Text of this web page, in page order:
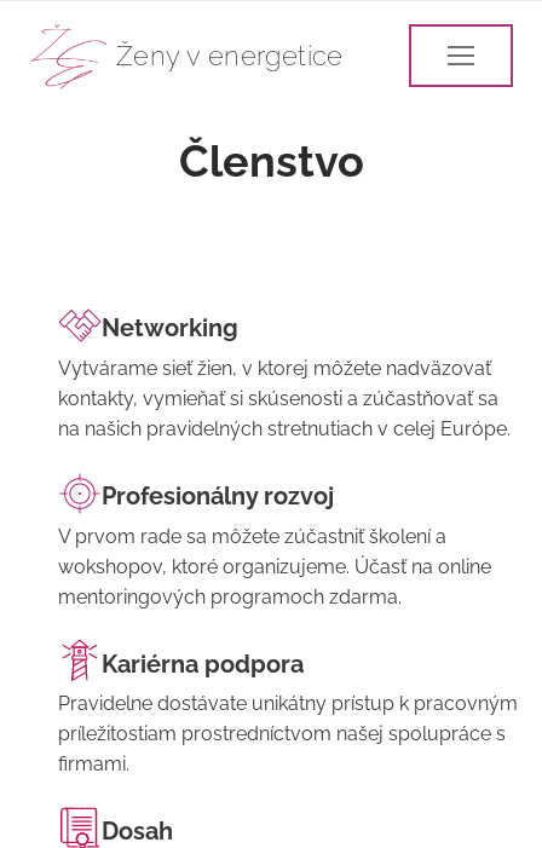
Ženy v energetice
Členstvo
Networking
Vytvárame sieť žien, v ktorej môžete nadväzovať
kontakty, vymieňať si skúsenosti a zúčastňovať sa
na našich pravidelných stretnutiach v celej Európe.
Profesionálny rozvoj
V prvom rade sa môžete zúčastniť školení a
wokshopov, ktoré organizujeme. Účasť na online
mentoringových programoch zdarma.
Kariérna podpora
Pravidelne dostávate unikátny prístup k pracovným
príležitostiam prostredníctvom našej spolupráce s
firmami.
Dosah